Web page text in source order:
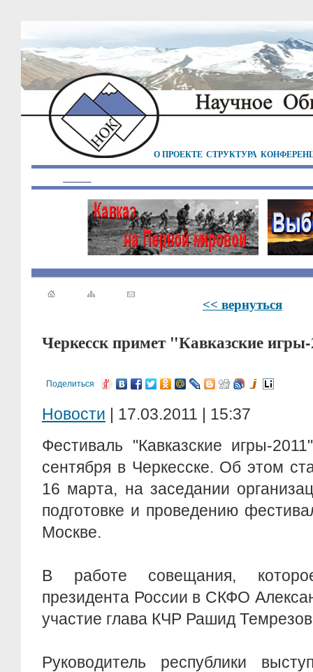
О ПРОЕКТЕ СТРУКТУРА
<< вернуться
Черкесск примет "Кавказские
Поделиться
Новости | 17.03.2011 | 15:37
Фестиваль "Кавказские игры-
сентября в Черкесске. Об этом
16 марта, на заседании
подготовке и проведению
Москве.
В работе совещания,
президента России в СКФО
участие глава КЧР Рашид
Руководитель республики